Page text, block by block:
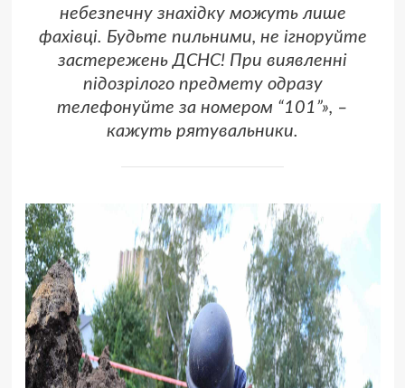
небезпечну знахідку можуть лише
фахівці. Будьте пильними, не ігноруйте
застережень ДСНС! При виявленні
підозрілого предмету одразу
телефонуйте за номером “101”», –
кажуть рятувальники.